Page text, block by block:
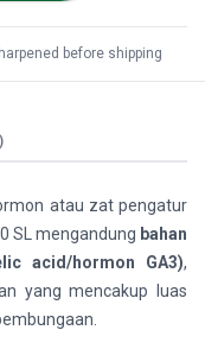
before shipping
atau zat pengatur
SL mengandung bahan
acid/hormon GA3),
yang mencakup luas